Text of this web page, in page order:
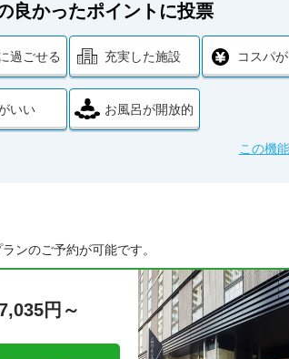
良かったポイントに投票
過ごせる 充実した施設 コスパ
いい お風呂が開放的
この機
ンのご予約が可能です。
円～